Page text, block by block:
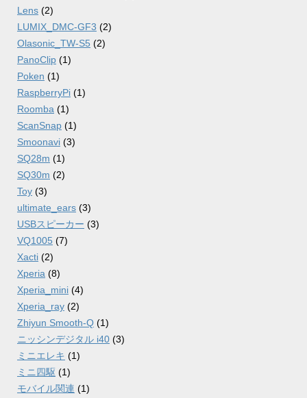
Lens (2)
LUMIX_DMC-GF3 (2)
Olasonic_TW-S5 (2)
PanoClip (1)
Poken (1)
RaspberryPi (1)
Roomba (1)
ScanSnap (1)
Smoonavi (3)
SQ28m (1)
SQ30m (2)
Toy (3)
ultimate_ears (3)
USBスピーカー (3)
VQ1005 (7)
Xacti (2)
Xperia (8)
Xperia_mini (4)
Xperia_ray (2)
Zhiyun Smooth-Q (1)
ニッシンデジタル i40 (3)
ミニエレキ (1)
ミニ四駆 (1)
モバイル関連 (1)